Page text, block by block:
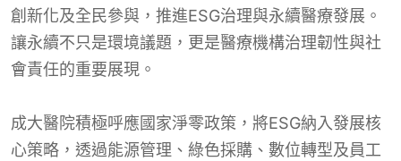
創新化及全民參與，推進ESG治理與永續醫療發展。
讓永續不只是環境議題，更是醫療機構治理韌性與社
會責任的重要展現。
成大醫院積極呼應國家淨零政策，將ESG納入發展核
心策略，透過能源管理、綠色採購、數位轉型及員工